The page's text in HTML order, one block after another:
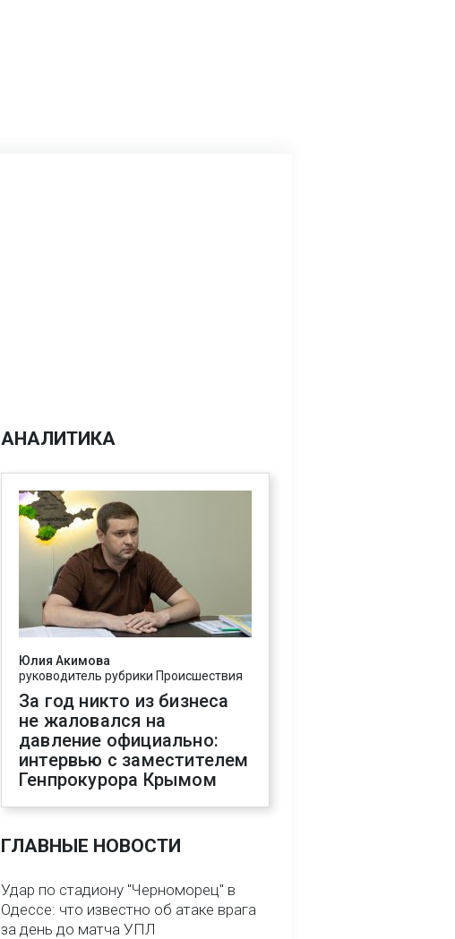
АНАЛИТИКА
Юлия Акимова
руководитель рубрики Происшествия
За год никто из бизнеса
не жаловался на
давление официально:
интервью с заместителем
Генпрокурора Крымом
ГЛАВНЫЕ НОВОСТИ
Удар по стадиону "Черноморец" в
Одессе: что известно об атаке врага
за день до матча УПЛ